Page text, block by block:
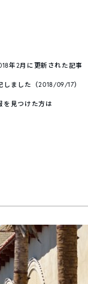
年2月に更新された記事
ました（2018/09/17）
を見つけた方は